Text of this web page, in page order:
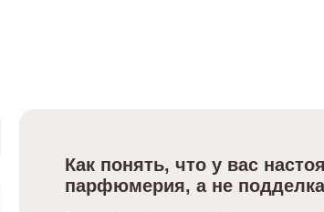
Как понять, что у вас
парфюмерия, а не